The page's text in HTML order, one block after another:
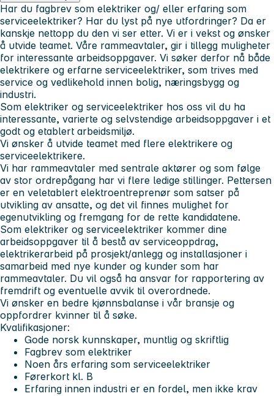
Har du fagbrev som elektriker og/ eller erfaring som
serviceelektriker? Har du lyst på nye utfordringer? Da er
kanskje nettopp du den vi ser etter. Vi er i vekst og ønsker
å utvide teamet. Våre rammeavtaler, gir i tillegg muligheter
for interessante arbeidsoppgaver. Vi søker derfor nå både
elektrikere og erfarne serviceelektriker, som trives med
service og vedlikehold innen bolig, næringsbygg og
industri.
Som elektriker og serviceelektriker hos oss vil du ha
interessante, varierte og selvstendige arbeidsoppgaver i et
godt og etablert arbeidsmiljø.
Vi ønsker å utvide teamet med flere elektrikere og
serviceelektrikere.
Vi har rammeavtaler med sentrale aktører og som følge
av stor ordrepågang har vi flere ledige stillinger. Pettersen
er en veletablert elektroentreprenør som satser på
utvikling av ansatte, og det vil finnes mulighet for
egenutvikling og fremgang for de rette kandidatene.
Som elektriker og serviceelektriker kommer dine
arbeidsoppgaver til å bestå av serviceoppdrag,
elektrikerarbeid på prosjekt/anlegg og installasjoner i
samarbeid med nye kunder og kunder som har
rammeavtaler. Du vil også ha ansvar for rapportering av
fremdrift og eventuelle avvik til overordnede.
Vi ønsker en bedre kjønnsbalanse i vår bransje og
oppfordrer kvinner til å søke.
Kvalifikasjoner:
Gode norsk kunnskaper, muntlig og skriftlig
Fagbrev som elektriker
Noen års erfaring som serviceelektriker
Førerkort kl. B
Erfaring innen industri er en fordel, men ikke krav